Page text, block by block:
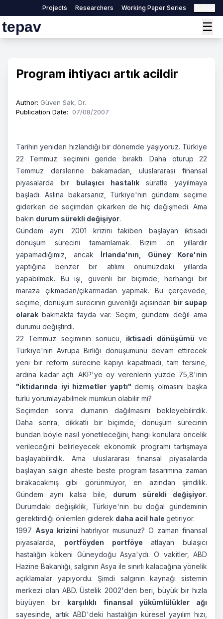
Projects Researchers Working Paper Series
tepav ☰
Program ihtiyacı artık acildir
Author: Güven Sak, Dr.
Publication Date: 07/08/2007
Tarihin yeniden hızlandığı bir dönemde yaşıyoruz. Türkiye
22 Temmuz seçimini geride bıraktı. Daha oturup 22
Temmuz derslerine bakamadan, uluslararası finansal
piyasalarda bir bulaşıcı hastalık süratle yayılmaya
başladı. Aslına bakarsanız, Türkiye'nin gündemi seçime
giderken de seçimden çıkarken de hiç değişmedi. Ama
bakın durum sürekli değişiyor.
Gündem aynı: 2001 krizini takiben başlayan iktisadi
dönüşüm sürecini tamamlamak. Bizim on yıllardır
yapamadığımız, ancak İrlanda'nın, Güney Kore'nin
yaptığına benzer bir atılımı önümüzdeki yıllarda
yapabilmek. Bu işi, güvenli bir biçimde, herhangi bir
maraza çıkmadan/çıkarmadan yapmak. Bu çerçevede,
seçime, dönüşüm sürecinin güvenliği açısından bir supap
olarak bakmakta fayda var. Seçim, gündemi değil ama
durumu değiştirdi.
22 Temmuz seçiminin sonucu, iktisadi dönüşümüve
Türkiye'nin Avrupa Birliği dönüşümünü devam ettirecek
yeni bir reform sürecine kapıyı kapatmadı, tam tersine,
ardına kadar açtı. AKP'ye oy verenlerin yüzde 75,8'inin
"iktidarında iyi hizmetler yaptı" demiş olmasını başka
türlü yorumlayabilmek mümkün olabilir mi?
Seçimden sonra dumanın dağılmasını bekleyebilirdik.
Daha sonra, dikkatli bir biçimde, dönüşüm sürecinin
bundan böyle nasıl yönetileceğini, hangi konulara öncelik
verileceğini belirleyecek ekonomik programı tartışmaya
başlayabilirdik. Ama uluslararası finansal piyasalarda
başlayan salgın aheste beste program tasarımına zaman
bırakacakmış gibi görünmüyor, en azından şimdilik.
Gündem aynı kalsa bile, durum sürekli değişiyor.
Durumdaki değişiklik, Türkiye'nin bu doğal gündeminin
gerektirdiği önlemleri giderek daha acil hale getiriyor.
1997 Asya krizini hatırlıyor musunuz? O zaman finansal
piyasalarda, portföyden portföye atlayan bulaşıcı
hastalığın kökeni Güneydoğu Asya'ydı. O vakitler, ABD
Hazine Bakanlığı, salgının Asya ile sınırlı kalacağına yönelik
açıklamalar yapıyordu. Şimdi salgının kaynağı sistemin
merkezi olan ABD. Üstelik 2002'den beri, büyük bir hızla
büyüyen bir karşılıklı finansal yükümlülükler ağı
sayesinde, artık ABD'deki hastalığın küresel yayılım hızı,